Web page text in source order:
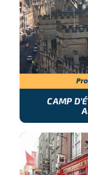
CAMP